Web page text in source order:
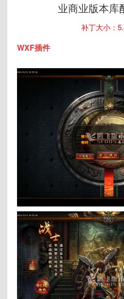
业商业版本库
补丁大小：
WXF插件